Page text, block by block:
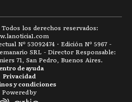
los derechos reservados:
lanoticia1.com
Nº 53092474 · Edición Nº 5967 -
SRL - Director Responsable:
71, San Pedro, Buenos Aires.
y condiciones
Privacidad
de ayuda
Powered by